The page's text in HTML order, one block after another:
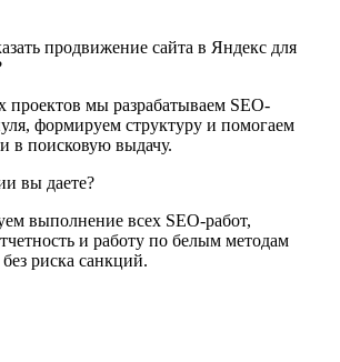
продвижение сайта в Яндекс для
проектов мы разрабатываем SEO-
формируем структуру и помогаем
в поисковую выдачу.
вы даете?
выполнение всех SEO-работ,
и работу по белым методам
риска санкций.